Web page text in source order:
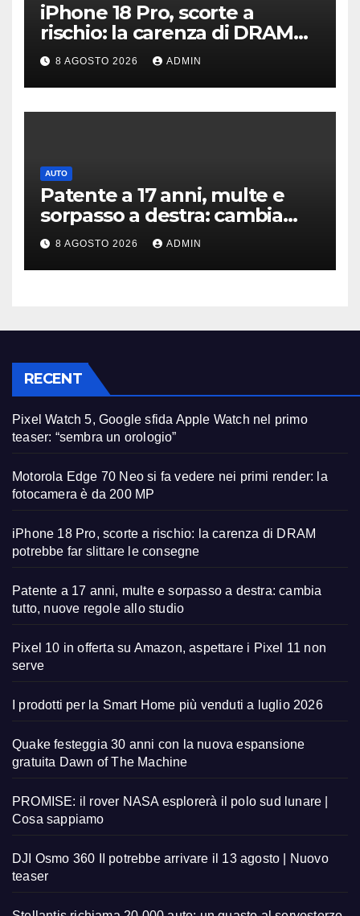
iPhone 18 Pro, scorte a
rischio: la carenza di DRAM
potrebbe far slittare le
consegne
8 AGOSTO 2026 ADMIN
AUTO
Patente a 17 anni, multe e
sorpasso a destra: cambia
tutto, nuove regole allo
studio
8 AGOSTO 2026 ADMIN
RECENT
Pixel Watch 5, Google sfida Apple Watch nel primo
teaser: “sembra un orologio”
Motorola Edge 70 Neo si fa vedere nei primi render: la
fotocamera è da 200 MP
iPhone 18 Pro, scorte a rischio: la carenza di DRAM
potrebbe far slittare le consegne
Patente a 17 anni, multe e sorpasso a destra: cambia
tutto, nuove regole allo studio
Pixel 10 in offerta su Amazon, aspettare i Pixel 11 non
serve
I prodotti per la Smart Home più venduti a luglio 2026
Quake festeggia 30 anni con la nuova espansione
gratuita Dawn of The Machine
PROMISE: il rover NASA esplorerà il polo sud lunare |
Cosa sappiamo
DJI Osmo 360 II potrebbe arrivare il 13 agosto | Nuovo
teaser